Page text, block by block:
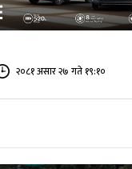
२०८१ असार २७ गते १९:१०